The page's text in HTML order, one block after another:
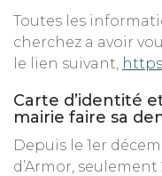
Toutes les
cherchez a avoir
le lien suivant,
Carte d’identité
mairie faire sa
Depuis le 1er
d’Armor,